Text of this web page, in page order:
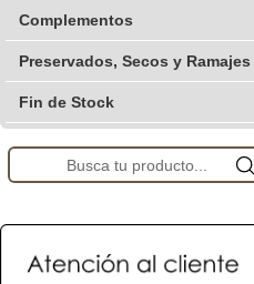
Complementos
Preservados, Secos y Ramajes
Fin de Stock